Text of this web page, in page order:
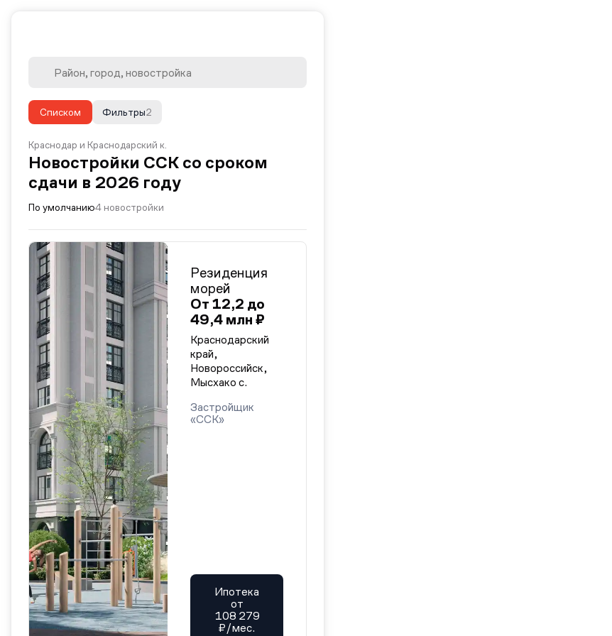
Списком 2
Фильтры
Краснодар и Краснодарский к.
Новостройки ССК со сроком
сдачи в 2026 году
По умолчанию4 новостройки
Резиденция
морей
От 12,2 до
49,4 млн ₽
Краснодарский
край,
Новороссийск,
Мысхако с.
Застройщик
«ССК»
Ипотека
от
108 279
₽/мес.